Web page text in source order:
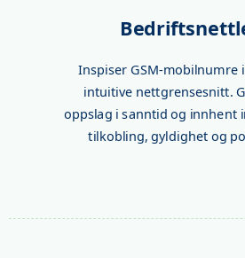
Inspiser GSM-mobilnumre
intuitive nettgrensesnitt.
oppslag i sanntid og innhent
tilkobling, gyldighet og